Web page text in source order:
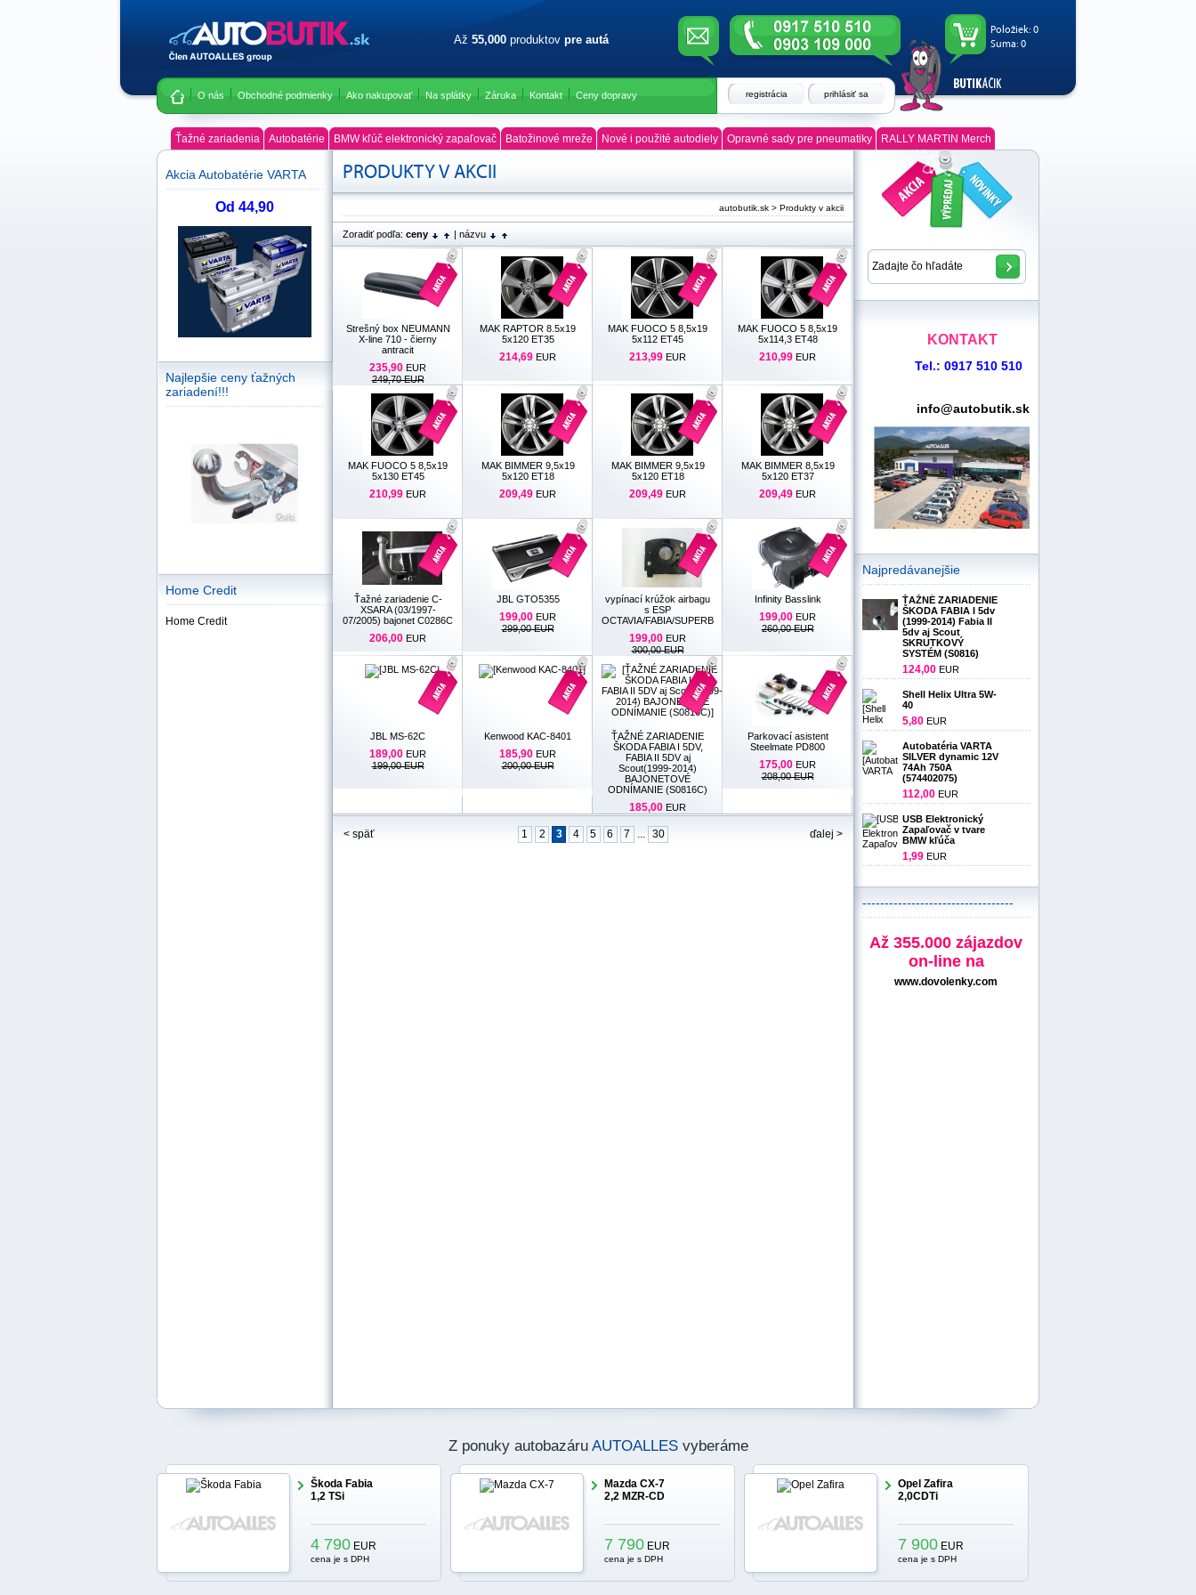
Až 55,000 produktov pre autá
Položiek: 0
Suma: 0
O nás Obchodné podmienky Ako nakupovať Na splátky Záruka Kontakt Ceny dopravy prihlásiť sa
registrácia
Ťažné zariadenia Autobatérie BMW kľúč elektronický zapaľovač Batožinové mreže Nové i použité autodiely Opravné sady pre pneumatiky RALLY MARTIN Merch
Akcia Autobatérie VARTA
Od 44,90
Najlepšie ceny ťažných
zariadení!!!
Home Credit
Home Credit
PRODUKTY V AKCII
autobutik.sk > Produkty v akcii
Zoradiť podľa: ceny | názvu
Strešný box NEUMANN
X-line 710 - čierny
antracit
235,90 EUR
249,70 EUR
MAK RAPTOR 8.5x19
5x120 ET35
214,69 EUR
MAK FUOCO 5 8,5x19
5x112 ET45
213,99 EUR
MAK FUOCO 5 8,5x19
5x114,3 ET48
210,99 EUR
MAK FUOCO 5 8,5x19
5x130 ET45
210,99 EUR
MAK BIMMER 9,5x19
5x120 ET18
209,49 EUR
MAK BIMMER 9,5x19
5x120 ET18
209,49 EUR
MAK BIMMER 8,5x19
5x120 ET37
209,49 EUR
Ťažné zariadenie C-
XSARA (03/1997-
07/2005) bajonet C0286C
206,00 EUR
JBL GTO5355
199,00 EUR
299,00 EUR
vypínací krúžok airbagu
s ESP
OCTAVIA/FABIA/SUPERB
199,00 EUR
300,00 EUR
Infinity Basslink
199,00 EUR
260,00 EUR
JBL MS-62C
189,00 EUR
199,00 EUR
Kenwood KAC-8401
185,90 EUR
200,00 EUR
ŤAŽNÉ ZARIADENIE
ŠKODA FABIA I 5DV,
FABIA II 5DV aj
Scout(1999-2014)
BAJONETOVÉ
ODNÍMANIE (S0816C)
185,00 EUR
Parkovací asistent
Steelmate PD800
175,00 EUR
208,00 EUR
< späť 1 2 3 4 5 6 7 ... 30 ďalej >
KONTAKT
Tel.: 0917 510 510
info@autobutik.sk
Najpredávanejšie
ŤAŽNÉ ZARIADENIE
ŠKODA FABIA I 5dv
(1999-2014) Fabia II
5dv aj Scout
SKRUTKOVÝ
SYSTÉM (S0816)
124,00 EUR
Shell Helix Ultra 5W-
40
5,80 EUR
Autobatéria VARTA
SILVER dynamic 12V
74Ah 750A
(574402075)
112,00 EUR
USB Elektronický
Zapaľovač v tvare
BMW kľúča
1,99 EUR
----------------------------------
Až 355.000 zájazdov
on-line na
www.dovolenky.com
Z ponuky autobazáru AUTOALLESvyberáme
Škoda Fabia
1,2 TSi
4 790 EUR
cena je s DPH
Mazda CX-7
2,2 MZR-CD
7 790 EUR
cena je s DPH
Opel Zafira
2,0CDTi
7 900 EUR
cena je s DPH